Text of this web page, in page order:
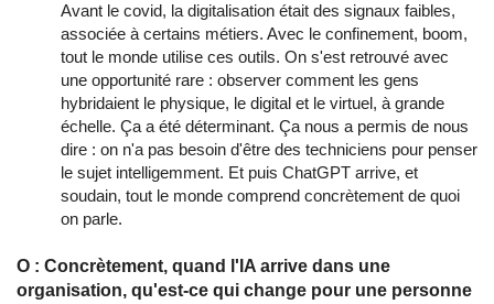
Avant le covid, la digitalisation était des signaux faibles,
associée à certains métiers. Avec le confinement, boom,
tout le monde utilise ces outils. On s'est retrouvé avec
une opportunité rare : observer comment les gens
hybridaient le physique, le digital et le virtuel, à grande
échelle. Ça a été déterminant. Ça nous a permis de nous
dire : on n'a pas besoin d'être des techniciens pour penser
le sujet intelligemment. Et puis ChatGPT arrive, et
soudain, tout le monde comprend concrètement de quoi
on parle.
O : Concrètement, quand l'IA arrive dans une
organisation, qu'est-ce qui change pour une personne